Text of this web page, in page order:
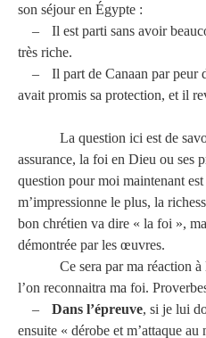
son séjour en Égypte :
Il est parti sans avoir
très riche.
Il part de Canaan par peur
avait promis sa protection, et il
La question ici est de
assurance, la foi en Dieu ou ses
question pour moi maintenant
m’impressionne le plus, la
bon chrétien va dire « la foi »,
démontrée par les œuvres.
Ce sera par ma réaction
l’on reconnaitra ma foi.
Dans l’épreuve, si je lui
ensuite « dérobe et m’attaque